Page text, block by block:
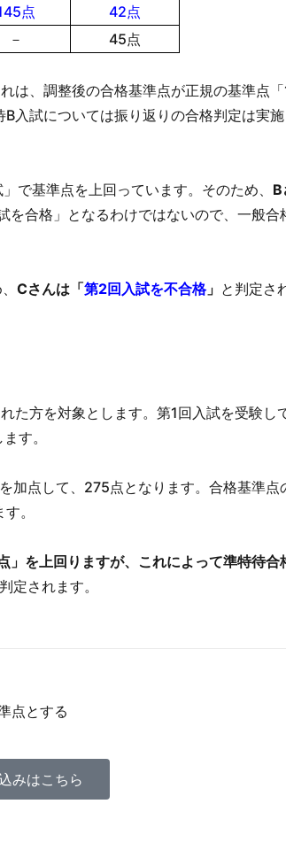
点
42点
－ 45点
は、調整後の合格基準点が正規の基準点
入試については振り返りの合格判定は実
で基準点を上回っています。そのため、 B
を合格」となるわけではないので、一般合
Cさんは「第2回入試を不合格」 と判定さ
た方を対象とします。第1回入試を受験し
す。
加点して、275点となります。合格基準点
。
を上回りますが、これによって準特待合
定されます。
点とする
みはこちら